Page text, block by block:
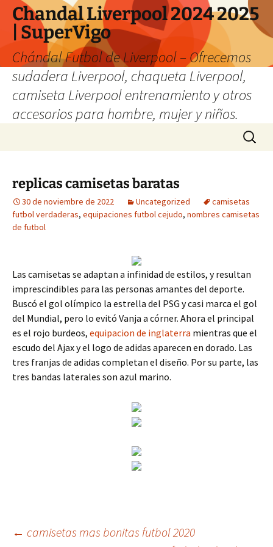
Chandal Liverpool 2024 2025
| SuperVigo
Chándal Futbol de Liverpool – Ofrecemos
sudadera Liverpool, chaqueta Liverpool,
camiseta Liverpool entrenamiento y otros
accesorios para hombre, mujer y niños.
Buscar:
replicas camisetas baratas
30 de noviembre de 2022 Uncategorized
camisetas
futbol verdaderas, equipaciones futbol cejudo, nombres camisetas
de futbol
Las camisetas se adaptan a infinidad de estilos, y resultan
imprescindibles para las personas amantes del deporte.
Buscó el gol olímpico la estrella del PSG y casi marca el gol
del Mundial, pero lo evitó Vanja a córner. Ahora el principal
es el rojo burdeos, equipacion de inglaterra mientras que el
escudo del Ajax y el logo de adidas aparecen en dorado. Las
tres franjas de adidas completan el diseño. Por su parte, las
tres bandas laterales son azul marino.
← camisetas mas bonitas futbol 2020